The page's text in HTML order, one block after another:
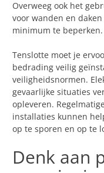
Overweeg ook het
voor wanden en
minimum te beperken.
Tenslotte moet je
bedrading veilig
veiligheidsnormen.
gevaarlijke situaties
opleveren.
installaties kunnen
op te sporen en op te
Denk aan